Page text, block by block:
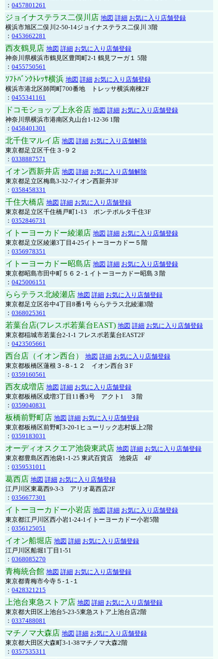
： 0457801261
ジョイナステラス二俣川店 地図 詳細 お気に入り店舗登録
横浜市旭区二俣川2-50-14ジョイナステラス二俣川 3階
： 0453662281
西友鶴見店 地図 詳細 お気に入り店舗登録
神奈川県横浜市鶴見区豊岡町2-1 鶴見フーガ１ 5階
： 0455750561
ｿﾌﾄﾊﾞﾝｸﾄﾚｯｻ横浜 地図 詳細 お気に入り店舗登録
横浜市港北区師岡町700番地 トレッサ横浜南棟2F
： 0455341161
ドコモショップ上永谷店 地図 詳細 お気に入り店舗登録
神奈川県横浜市港南区丸山台1-12-36 1階
： 0458401301
北千住マルイ店 地図 詳細 お気に入り店舗解除
東京都足立区千住３-９２
： 0338887571
イオン西新井店 地図 詳細 お気に入り店舗解除
東京都足立区梅島3-32-7イオン西新井3F
： 0358458331
千住大橋店 地図 詳細 お気に入り店舗登録
東京都足立区千住橋戸町1-13 ポンテポルタ千住3F
： 0352846731
イトーヨーカドー綾瀬店 地図 詳細 お気に入り店舗登録
東京都足立区綾瀬3丁目4-25イトーヨーカドー５階
： 0356978351
イトーヨーカドー昭島店 地図 詳細 お気に入り店舗登録
東京都昭島市田中町５６２-１イトーヨーカドー昭島３階
： 0425006151
ららテラス北綾瀬店 地図 詳細 お気に入り店舗登録
東京都足立区谷中4丁目8番1号 ららテラス北綾瀬3階
： 0368025361
若葉台店(フレスポ若葉台EAST) 地図 詳細 お気に入り店舗登録
東京都稲城市若葉台2-1-1 フレスポ若葉台EAST2F
： 0423505661
西台店（イオン西台） 地図 詳細 お気に入り店舗登録
東京都板橋区蓮根３-８-１２ イオン西台３F
： 0359160561
西友成増店 地図 詳細 お気に入り店舗登録
東京都板橋区成増3丁目11番3号 アクト1 ３階
： 0359040831
板橋前野町店 地図 詳細 お気に入り店舗登録
東京都板橋区前野町3-20-1ヒューリック志村坂上2階
： 0359183031
オーディオスクエア池袋東武店 地図 詳細 お気に入り店舗登録
東京都豊島区西池袋1-1-25 東武百貨店 池袋店 4F
： 0359531011
葛西店 地図 詳細 お気に入り店舗登録
江戸川区東葛西9-3-3 アリオ葛西店2F
： 0356677301
イトーヨーカドー小岩店 地図 詳細 お気に入り店舗登録
東京都江戸川区西小岩1-24-1イトーヨーカドー小岩5階
： 0356125051
イオン船堀店 地図 詳細 お気に入り店舗登録
江戸川区船堀1丁目1-51
： 0368085270
青梅統合館 地図 詳細 お気に入り店舗登録
東京都青梅市今寺５-１-１
： 0428321215
上池台東急ストア店 地図 詳細 お気に入り店舗登録
東京都大田区上池台5-23-5東急ストア上池台店2階
： 0337488081
マチノマ大森店 地図 詳細 お気に入り店舗登録
東京都大田区大森町3-1-38マチノマ大森2階
： 0357535311